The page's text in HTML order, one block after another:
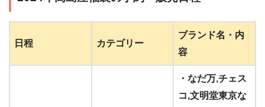
日程 カテゴリー
ブランド名・内
容
・なだ万,チェス
コ,文明堂東京な